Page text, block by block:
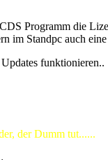
Programm die
im Standpc auch
funktionieren..
der Dumm tut......